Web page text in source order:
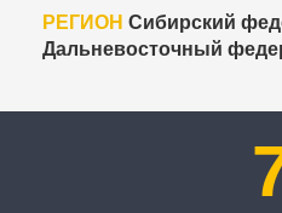
РЕГИОН Сибирский
Дальневосточный